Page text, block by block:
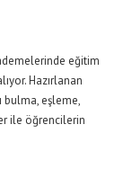
eğitim
Hazırlanan
bulma, eşleme,
ile öğrencilerin